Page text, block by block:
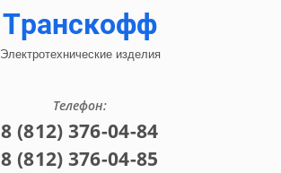
Транскофф
Электротехнические изделия
Телефон:
8 (812) 376-04-84
8 (812) 376-04-85